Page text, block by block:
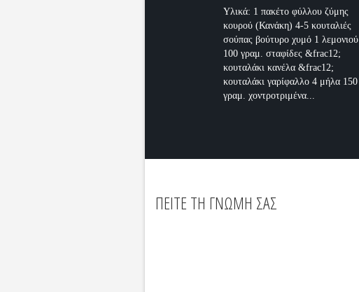
Υλικά: 1 πακέτο φύλλου ζύμης
κουρού (Κανάκη) 4-5 κουταλιές
σούπας βούτυρο χυμό 1 λεμονιού
100 γραμ. σταφίδες &frac12;
κουταλάκι κανέλα &frac12;
κουταλάκι γαρίφαλλο 4 μήλα 150
γραμ. χοντροτριμένα...
ΠΕΙΤΕ ΤΗ ΓΝΩΜΗ ΣΑΣ